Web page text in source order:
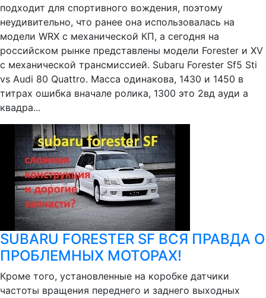
подходит для спортивного вождения, поэтому
неудивительно, что ранее она использовалась на
модели WRX с механической КП, а сегодня на
российском рынке представлены модели Forester и XV
с механической трансмиссией. Subaru Forester Sf5 Sti
vs Audi 80 Quattro. Масса одинакова, 1430 и 1450 в
титрах ошибка вначале ролика, 1300 это 2вд ауди а
квадра...
SUBARU FORESTER SF ВСЯ ПРАВДА О
ПРОБЛЕМНЫХ МОТОРАХ!
Кроме того, установленные на коробке датчики
частоты вращения переднего и заднего выходных